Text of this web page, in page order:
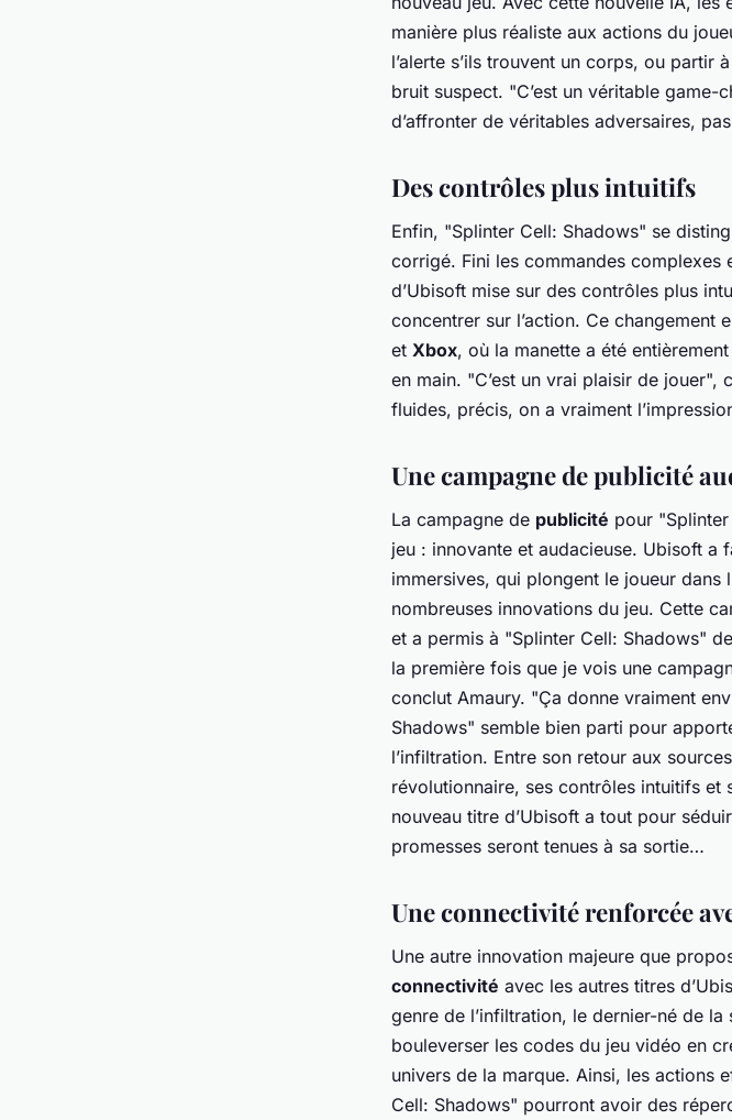
manière plus réaliste aux actions du
l’alerte s’ils trouvent un corps, ou partir
bruit suspect. "C’est un véritable game-
d’affronter de véritables adversaires,
Des contrôles plus intuitifs
Enfin, "Splinter Cell: Shadows" se
corrigé. Fini les commandes complexes
d’Ubisoft mise sur des contrôles plus
concentrer sur l’action. Ce changement
et Xbox, où la manette a été
en main. "C’est un vrai plaisir de
fluides, précis, on a vraiment
Une campagne de publicité
La campagne de publicité pour
jeu : innovante et audacieuse. Ubisoft a
immersives, qui plongent le joueur dans
nombreuses innovations du jeu. Cette
et a permis à "Splinter Cell: Shadows"
la première fois que je vois une
conclut Amaury. "Ça donne vraiment
Shadows" semble bien parti pour
l’infiltration. Entre son retour aux
révolutionnaire, ses contrôles intuitifs et
nouveau titre d’Ubisoft a tout pour
promesses seront tenues à sa sortie…
Une connectivité renforcée
Une autre innovation majeure que
connectivité avec les autres titres
genre de l’infiltration, le dernier-né de
bouleverser les codes du jeu vidéo en
univers de la marque. Ainsi, les actions
Cell: Shadows" pourront avoir des